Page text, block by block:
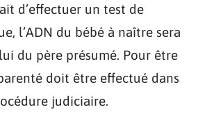
d’effectuer un test de
l’ADN du bébé à naître sera
du père présumé. Pour être
doit être effectué dans
judiciaire.